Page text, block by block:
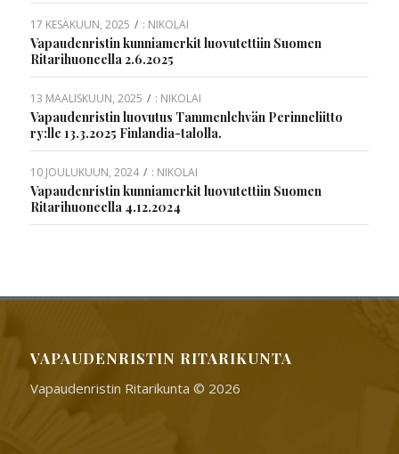
17 KESÄKUUN, 2025 / : NIKOLAI
Vapaudenristin kunniamerkit luovutettiin Suomen
Ritarihuoneella 2.6.2025
13 MAALISKUUN, 2025 / : NIKOLAI
Vapaudenristin luovutus Tammenlehvän Perinneliitto
ry:lle 13.3.2025 Finlandia-talolla.
10 JOULUKUUN, 2024 / : NIKOLAI
Vapaudenristin kunniamerkit luovutettiin Suomen
Ritarihuoneella 4.12.2024
VAPAUDENRISTIN RITARIKUNTA
Vapaudenristin Ritarikunta © 2026